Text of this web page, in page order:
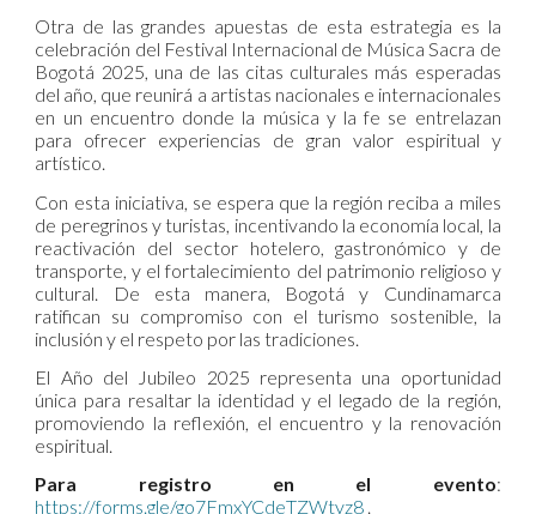
Otra de las grandes apuestas de esta estrategia es la
celebración del Festival Internacional de Música Sacra de
Bogotá 2025, una de las citas culturales más esperadas
del año, que reunirá a artistas nacionales e internacionales
en un encuentro donde la música y la fe se entrelazan
para ofrecer experiencias de gran valor espiritual y
artístico.
Con esta iniciativa, se espera que la región reciba a miles
de peregrinos y turistas, incentivando la economía local, la
reactivación del sector hotelero, gastronómico y de
transporte, y el fortalecimiento del patrimonio religioso y
cultural. De esta manera, Bogotá y Cundinamarca
ratifican su compromiso con el turismo sostenible, la
inclusión y el respeto por las tradiciones.
El Año del Jubileo 2025 representa una oportunidad
única para resaltar la identidad y el legado de la región,
promoviendo la reflexión, el encuentro y la renovación
espiritual.
Para registro en el evento:
https://forms.gle/go7FmxYCdeTZWtyz8 . ​